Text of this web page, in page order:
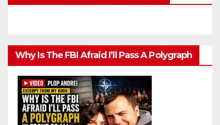
Why Is The FBI Afraid I’ll Pass A Polygraph